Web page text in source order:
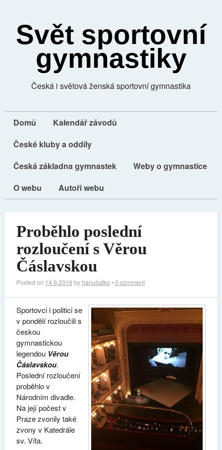
Svět sportovní
gymnastiky
Česká i světová ženská sportovní gymnastika
Domů
Kalendář závodů
České kluby a oddíly
Česká základna gymnastek
Weby o gymnastice
O webu
Autoři webu
Proběhlo poslední
rozloučení s Věrou
Čáslavskou
Posted on 14.9.2016 by hanuliatko •0 comment
Sportovci i politici se
v pondělí rozloučili s
českou
gymnastickou
legendou Věrou
Čáslavskou.
Poslední rozloučení
proběhlo v
Národním divadle.
Na její počest v
Praze zvonily také
zvony v Katedrále
sv. Víta.